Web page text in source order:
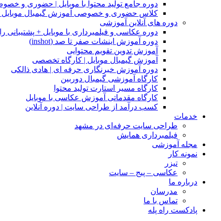
دوره جامع تولید محتوا با موبایل | حضوری و
کلاس حضوری و خصوصی آموزش گیمبال موبایل
دوره های آنلاین آموزشی
دوره عکاسی و فیلمبرداری با موبایل + پشتیبانی
دوره آموزش اینشات صفر تا صد (inshot)
آموزش تدوین تقویم محتوایی
آموزش گیمبال موبایل | کارگاه تخصصی
دوره آموزش خبرنگاری حرفه ای | هادی ذالکی
کارگاه آموزشی گیمبال دوربین
کارگاه مسیر استارت تولید محتوا
کارگاه مقدماتی آموزش عکاسی با موبایل
کسب درآمد از طراحی سایت | دوره آنلاین
خدمات
طراحی سایت حرفه‌ای در مشهد
فیلمبرداری همایش
مجله آموزشی
نمونه کار
تیزر
عکاسی – پیج – سایت
درباره ما
مدرسان
تماس با ما
پادکست راه پله